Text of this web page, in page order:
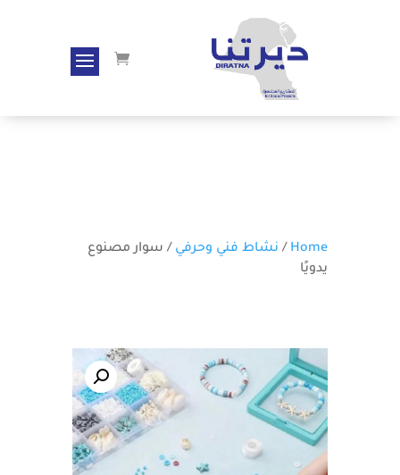
Home
/ نشاط فني وحرفي / سوار مصنوع
يدويًا